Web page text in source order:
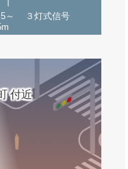
～
３灯式信号
付近